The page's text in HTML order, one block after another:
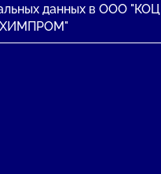
данных в ООО "КОЦ